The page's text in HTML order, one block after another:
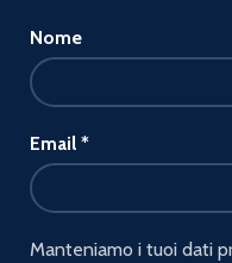
Nome
Email *
Manteniamo i tuoi dati